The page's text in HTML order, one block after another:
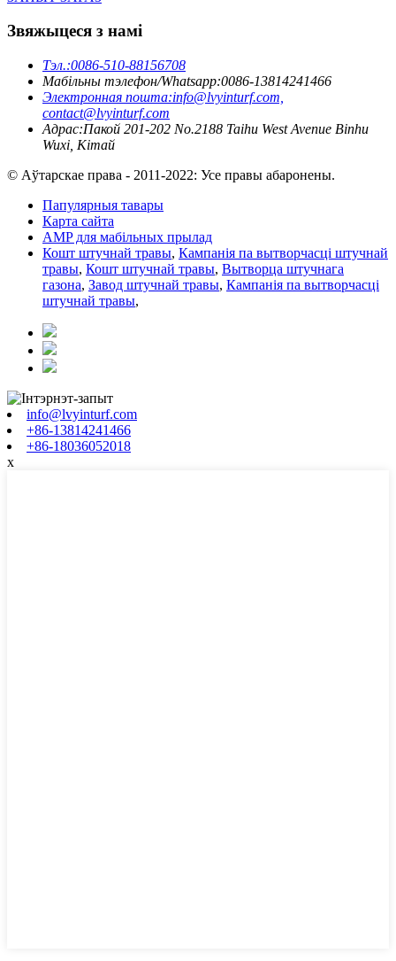
Звяжыцеся з намі
Тэл.:0086-510-88156708
Мабільны тэлефон/Whatsapp:0086-13814241466
Электронная пошта:info@lvyinturf.com,
contact@lvyinturf.com
Адрас:Пакой 201-202 No.2188 Taihu West Avenue Binhu
Wuxi, Кітай
© Аўтарскае права - 2011-2022: Усе правы абаронены.
Папулярныя тавары
Карта сайта
AMP для мабільных прылад
Кошт штучнай травы, Кампанія па вытворчасці штучнай
травы, Кошт штучнай травы, Вытворца штучнага
газона, Завод штучнай травы, Кампанія па вытворчасці
штучнай травы,
info@lvyinturf.com
+86-13814241466
+86-18036052018
x